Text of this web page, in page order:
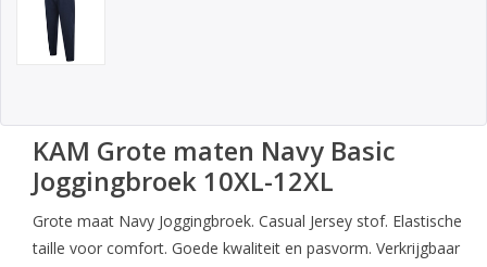
KAM Grote maten Navy Basic
Joggingbroek 10XL-12XL
Grote maat Navy Joggingbroek. Casual Jersey stof. Elastische
taille voor comfort. Goede kwaliteit en pasvorm. Verkrijgbaar